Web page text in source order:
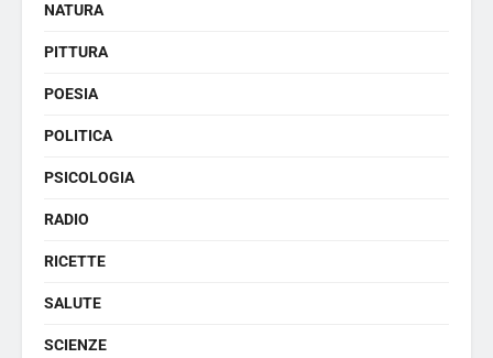
NATURA
PITTURA
POESIA
POLITICA
PSICOLOGIA
RADIO
RICETTE
SALUTE
SCIENZE